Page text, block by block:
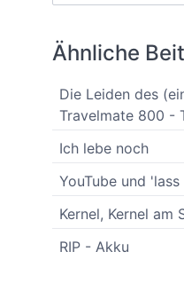
Ähnliche
Die Leiden des
Travelmate 800 -
Ich lebe noch
YouTube und
Kernel, Kernel am
RIP - Akku